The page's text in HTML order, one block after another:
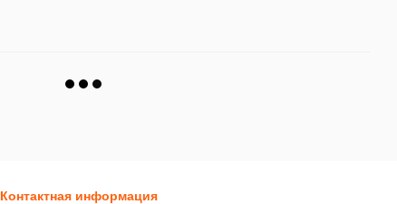
Контактная информация